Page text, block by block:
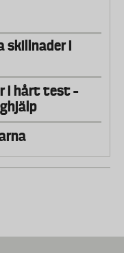
skillnader i
i hårt test –